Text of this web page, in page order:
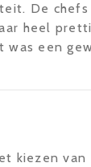
De chefs
heel
was een
kiezen van